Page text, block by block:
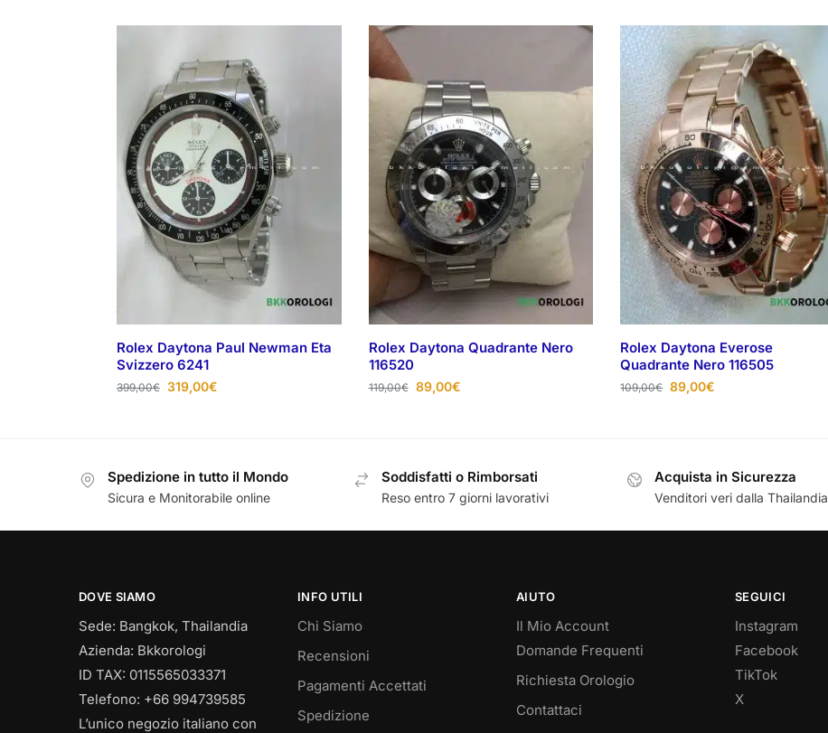
Rolex Daytona Paul Newman Eta
Svizzero 6241
399,00€ 319,00€
Rolex Daytona Quadrante Nero
116520
119,00€ 89,00€
Rolex Daytona Everose
Quadrante Nero 116505
109,00€ 89,00€
Spedizione in tutto il Mondo
Sicura e Monitorabile online
Soddisfatti o Rimborsati
Reso entro 7 giorni lavorativi
Acquista in Sicurezza
Venditori veri dalla Thailandia
DOVE SIAMO
Sede: Bangkok, Thailandia
Azienda: Bkkorologi
ID TAX: 0115565033371
Telefono: +66 994739585
L’unico negozio italiano con
INFO UTILI
Chi Siamo
Recensioni
Pagamenti Accettati
Spedizione
AIUTO
Il Mio Account
Domande Frequenti
Richiesta Orologio
Contattaci
SEGUICI
Instagram
Facebook
TikTok
X